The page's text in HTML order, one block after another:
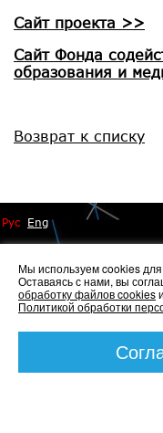
Сайт проекта >>
Сайт Фонда
образования и
Возврат к списку
Рус Eng
© 2014 -
Политика по
Политика по
Мы используем cookies
Оставаясь с нами, вы
обработку файлов cookies
Политикой обработки